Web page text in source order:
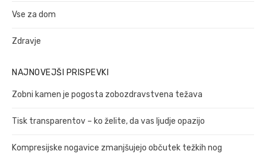
Vse za dom
Zdravje
NAJNOVEJŠI PRISPEVKI
Zobni kamen je pogosta zobozdravstvena težava
Tisk transparentov – ko želite, da vas ljudje opazijo
Kompresijske nogavice zmanjšujejo občutek težkih nog